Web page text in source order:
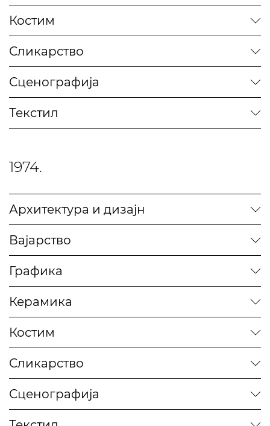
Костим
Сликарство
Сценографија
Текстил
1974.
Архитектура и дизајн
Вајарство
Графика
Керамика
Костим
Сликарство
Сценографија